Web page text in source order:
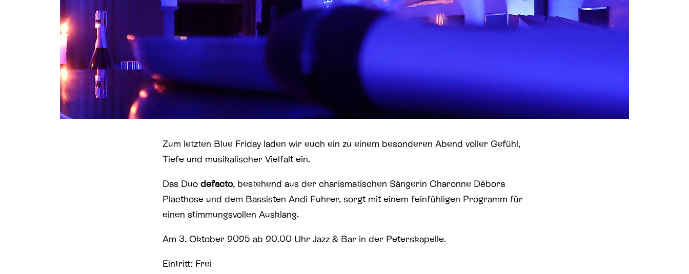
Zum letzten Blue Friday laden wir euch ein zu einem besonderen Abend voller Gefühl,
Tiefe und musikalischer Vielfalt ein.
Das Duo defacto, bestehend aus der charismatischen Sängerin Charonne Débora
Placthose und dem Bassisten Andi Fuhrer, sorgt mit einem feinfühligen Programm für
einen stimmungsvollen Ausklang.
Am 3. Oktober 2025 ab 20.00 Uhr Jazz & Bar in der Peterskapelle.
Eintritt: Frei